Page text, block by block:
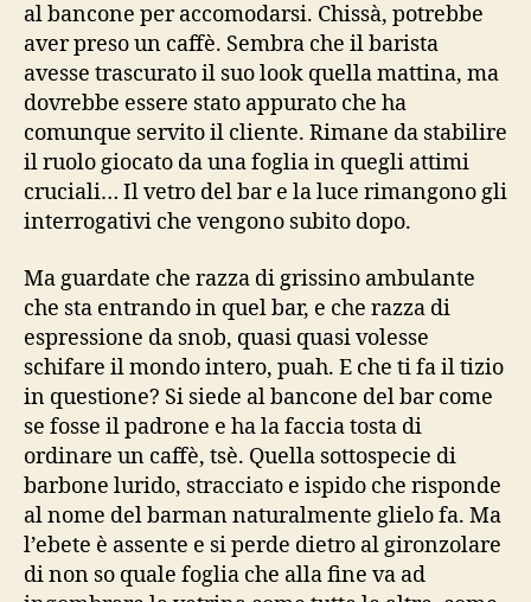
al bancone per accomodarsi. Chissà, potrebbe
aver preso un caffè. Sembra che il barista
avesse trascurato il suo look quella mattina, ma
dovrebbe essere stato appurato che ha
comunque servito il cliente. Rimane da stabilire
il ruolo giocato da una foglia in quegli attimi
cruciali… Il vetro del bar e la luce rimangono gli
interrogativi che vengono subito dopo.
Ma guardate che razza di grissino ambulante
che sta entrando in quel bar, e che razza di
espressione da snob, quasi quasi volesse
schifare il mondo intero, puah. E che ti fa il tizio
in questione? Si siede al bancone del bar come
se fosse il padrone e ha la faccia tosta di
ordinare un caffè, tsè. Quella sottospecie di
barbone lurido, stracciato e ispido che risponde
al nome del barman naturalmente glielo fa. Ma
l’ebete è assente e si perde dietro al gironzolare
di non so quale foglia che alla fine va ad